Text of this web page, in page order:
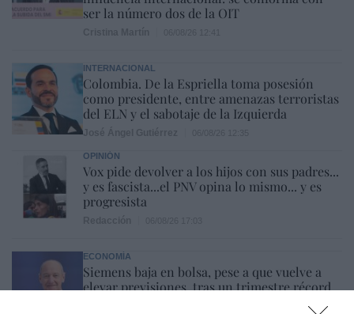
ser la número dos de la OIT
INTERNACIONAL
Colombia. De la Espriella toma posesión
como presidente, entre amenazas terroristas
del ELN y el sabotaje de la Izquierda
OPINIÓN
Vox pide devolver a los hijos con sus padres...
y es fascista...el PNV opina lo mismo... y es
progresista
ECONOMÍA
Siemens baja en bolsa, pese a que vuelve a
elevar previsiones, tras un trimestre récord